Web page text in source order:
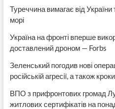
Туреччина вимагає від
морі
Україна на фронті вперше
доставлений дроном — Forbs
Зеленський погодив нові
російській агресії, а також
ВПО з прифронтових громад
житлових сертифікатів на